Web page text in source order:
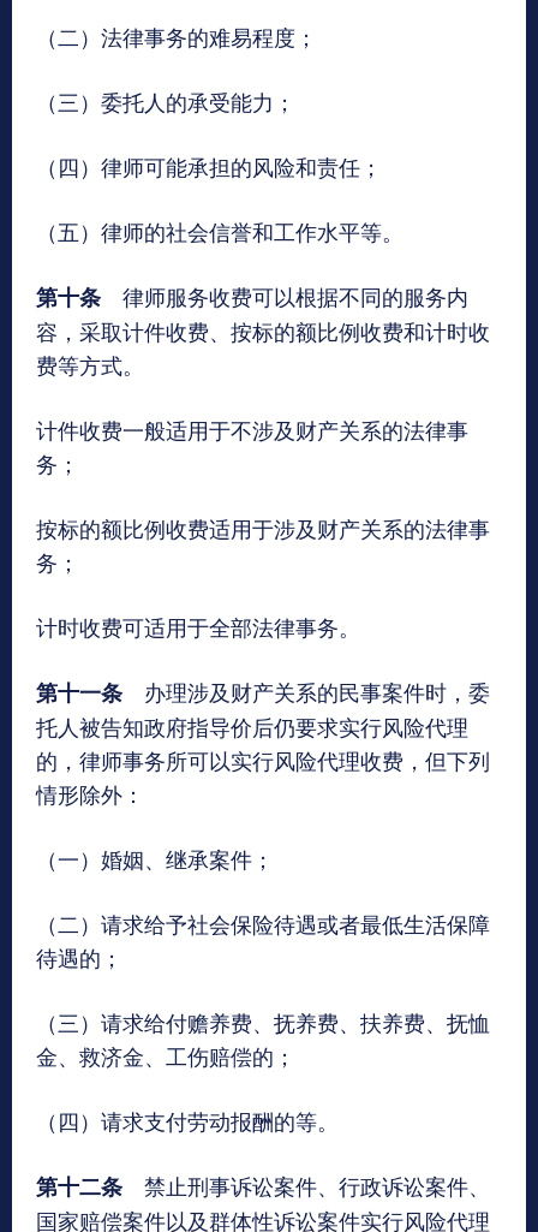
（二）法律事务的难易程度；
（三）委托人的承受能力；
（四）律师可能承担的风险和责任；
（五）律师的社会信誉和工作水平等。
第十条 律师服务收费可以根据不同的服务内
容，采取计件收费、按标的额比例收费和计时收
费等方式。
计件收费一般适用于不涉及财产关系的法律事
务；
按标的额比例收费适用于涉及财产关系的法律事
务；
计时收费可适用于全部法律事务。
第十一条 办理涉及财产关系的民事案件时，委
托人被告知政府指导价后仍要求实行风险代理
的，律师事务所可以实行风险代理收费，但下列
情形除外：
（一）婚姻、继承案件；
（二）请求给予社会保险待遇或者最低生活保障
待遇的；
（三）请求给付赡养费、抚养费、扶养费、抚恤
金、救济金、工伤赔偿的；
（四）请求支付劳动报酬的等。
第十二条 禁止刑事诉讼案件、行政诉讼案件、
国家赔偿案件以及群体性诉讼案件实行风险代理